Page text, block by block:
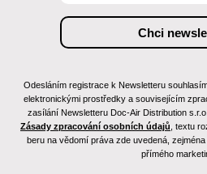
Odesláním registrace k Newsletteru
elektronickými prostředky a souvisejícím
zasílání Newsletteru Doc-Air Distribution
Zásady zpracování osobních údajů , textu
beru na vědomí práva zde uvedená,
přímého